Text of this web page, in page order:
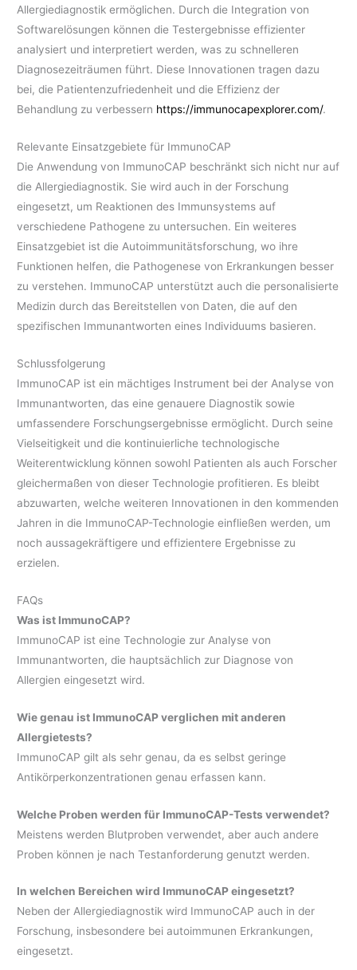
Allergiediagnostik ermöglichen. Durch die Integration von
Softwarelösungen können die Testergebnisse effizienter
analysiert und interpretiert werden, was zu schnelleren
Diagnosezeiträumen führt. Diese Innovationen tragen dazu
bei, die Patientenzufriedenheit und die Effizienz der
Behandlung zu verbessern https://immunocapexplorer.com/.
Relevante Einsatzgebiete für ImmunoCAP
Die Anwendung von ImmunoCAP beschränkt sich nicht nur auf
die Allergiediagnostik. Sie wird auch in der Forschung
eingesetzt, um Reaktionen des Immunsystems auf
verschiedene Pathogene zu untersuchen. Ein weiteres
Einsatzgebiet ist die Autoimmunitätsforschung, wo ihre
Funktionen helfen, die Pathogenese von Erkrankungen besser
zu verstehen. ImmunoCAP unterstützt auch die personalisierte
Medizin durch das Bereitstellen von Daten, die auf den
spezifischen Immunantworten eines Individuums basieren.
Schlussfolgerung
ImmunoCAP ist ein mächtiges Instrument bei der Analyse von
Immunantworten, das eine genauere Diagnostik sowie
umfassendere Forschungsergebnisse ermöglicht. Durch seine
Vielseitigkeit und die kontinuierliche technologische
Weiterentwicklung können sowohl Patienten als auch Forscher
gleichermaßen von dieser Technologie profitieren. Es bleibt
abzuwarten, welche weiteren Innovationen in den kommenden
Jahren in die ImmunoCAP-Technologie einfließen werden, um
noch aussagekräftigere und effizientere Ergebnisse zu
erzielen.
FAQs
Was ist ImmunoCAP?
ImmunoCAP ist eine Technologie zur Analyse von
Immunantworten, die hauptsächlich zur Diagnose von
Allergien eingesetzt wird.
Wie genau ist ImmunoCAP verglichen mit anderen
Allergietests?
ImmunoCAP gilt als sehr genau, da es selbst geringe
Antikörperkonzentrationen genau erfassen kann.
Welche Proben werden für ImmunoCAP-Tests verwendet?
Meistens werden Blutproben verwendet, aber auch andere
Proben können je nach Testanforderung genutzt werden.
In welchen Bereichen wird ImmunoCAP eingesetzt?
Neben der Allergiediagnostik wird ImmunoCAP auch in der
Forschung, insbesondere bei autoimmunen Erkrankungen,
eingesetzt.